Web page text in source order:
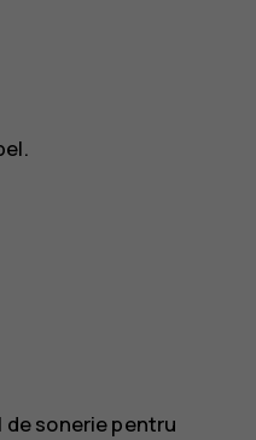
sonerie pentru